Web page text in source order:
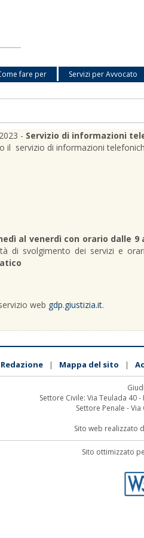
fare per Servizi per Avvocato
- Servizio di informazioni
il servizio di informazioni
al venerdì con orario dalle 9
di svolgimento dei servizi e
web gdp.giustizia.it.
Redazione | Mappa del sito |
Settore Civile: Via Teulada 40
Settore Penale -
Sito web realizzato
Sito ottimizzato